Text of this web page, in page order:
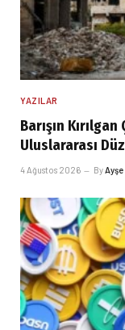
YAZILAR
Barışın
Uluslararası
4 Ağustos 2026 ByAyşe